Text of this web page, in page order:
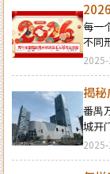
每一
不同
的宅
运的
样的
造和
2026
的吉
好日
揭
番禺
城开
学的
实用